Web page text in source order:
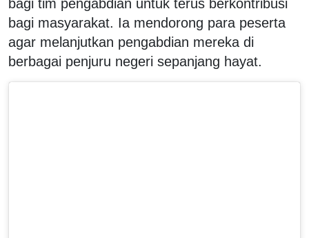
bagi tim pengabdian untuk terus berkontribusi
bagi masyarakat. Ia mendorong para peserta
agar melanjutkan pengabdian mereka di
berbagai penjuru negeri sepanjang hayat.